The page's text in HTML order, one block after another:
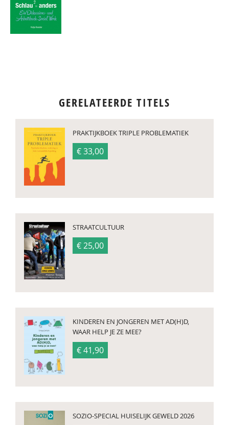
GERELATEERDE TITELS
PRAKTIJKBOEK TRIPLE PROBLEMATIEK
€ 33,00
STRAATCULTUUR
€ 25,00
KINDEREN EN JONGEREN MET AD(H)D,
WAAR HELP JE ZE MEE?
€ 41,90
SOZIO-SPECIAL HUISELIJK GEWELD 2026